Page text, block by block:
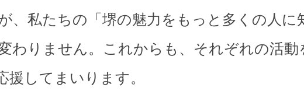
、私たちの「堺の魅力をもっと多くの人に
わりません。これからも、それぞれの活動
援してまいります。